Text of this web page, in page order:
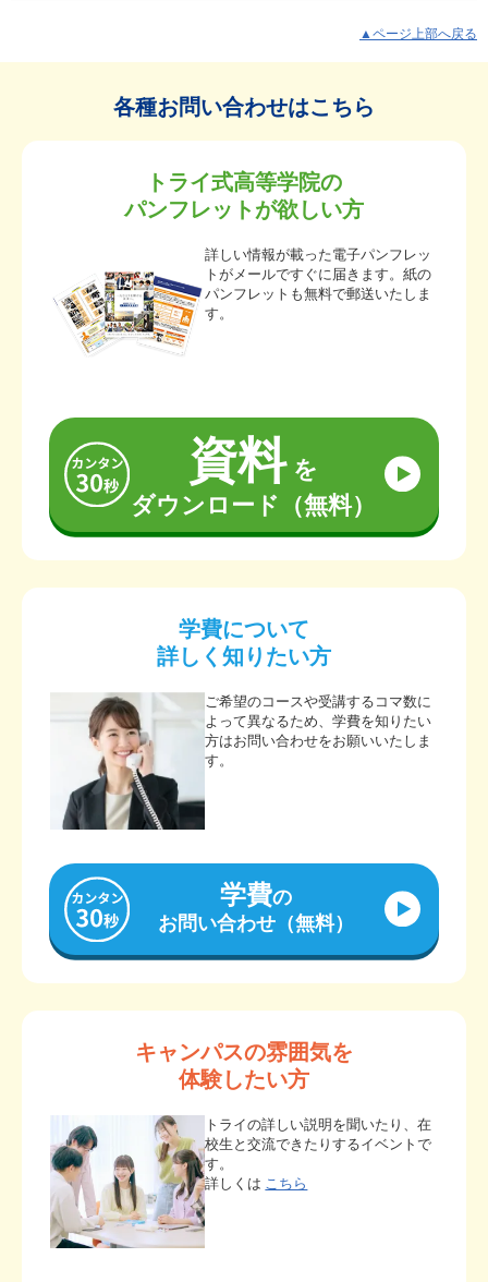
▲ページ上部へ戻る
各種お問い合わせはこちら
トライ式高等学院の
パンフレットが欲しい方
詳しい情報が載った電子パンフレッ
トがメールですぐに届きます。紙の
パンフレットも無料で郵送いたしま
す。
資料を
ダウンロード（無料）
学費について
詳しく知りたい方
ご希望のコースや受講するコマ数に
よって異なるため、学費を知りたい
方はお問い合わせをお願いいたしま
す。
学費の
お問い合わせ（無料）
キャンパスの雰囲気を
体験したい方
トライの詳しい説明を聞いたり、在
校生と交流できたりするイベントで
す。
詳しくは こちら